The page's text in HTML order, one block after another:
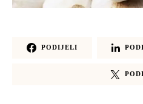
PODIJELI